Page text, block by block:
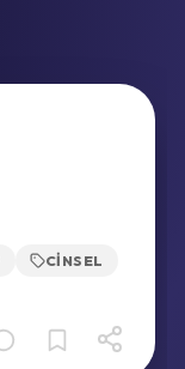
CINSEL